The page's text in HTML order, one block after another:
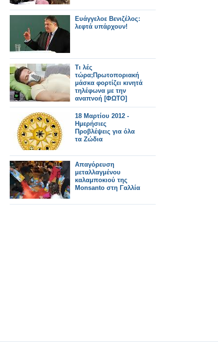
Ευάγγελοε Βενιζέλος:
λεφτά υπάρχουν!
Τι λές
τώρα;Πρωτοποριακή
μάσκα φορτίζει κινητά
τηλέφωνα με την
αναπνοή [ΦΩΤΟ]
18 Μαρτίου 2012 -
Ημερήσιες
Προβλέψεις για όλα
τα Ζώδια
Απαγόρευση
μεταλλαγμένου
καλαμποκιού της
Monsanto στη Γαλλία